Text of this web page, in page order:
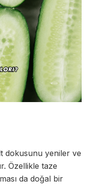
dokusunu yeniler ve
Özellikle taze
da doğal bir